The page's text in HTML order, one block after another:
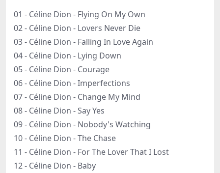
01 - Céline Dion - Flying On My Own
02 - Céline Dion - Lovers Never Die
03 - Céline Dion - Falling In Love Again
04 - Céline Dion - Lying Down
05 - Céline Dion - Courage
06 - Céline Dion - Imperfections
07 - Céline Dion - Change My Mind
08 - Céline Dion - Say Yes
09 - Céline Dion - Nobody's Watching
10 - Céline Dion - The Chase
11 - Céline Dion - For The Lover That I Lost
12 - Céline Dion - Baby